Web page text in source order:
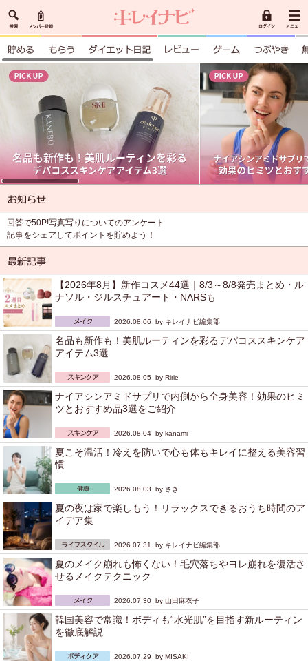
回答で50P!写真写りについてのアンケート
記事をシェアしてポイントを貯めよう！
【2026年8月】新作コスメ44選｜8/3～8/8発売まとめ・ル
ナソル・ジルスチュアート・NARSも
2026.08.06 by キレイナビ編集部
名品も新作も！美肌ルーティンを彩るデパコススキンケア
アイテム3選
2026.08.05 by Ririe
ナイアシンアミドサプリで内側から全身美容！効果のヒミ
ツとおすすめ品3選をご紹介
2026.08.04 by kanami
夏こそ温活！冷えを防いで心も体もキレイに整える美容習
慣
2026.08.03 by さき
夏の夜は家で楽しもう！リラックスできるおうち時間のア
イデア集
2026.07.31 by キレイナビ編集部
夏のメイク崩れも怖くない！毛穴落ちやヨレ崩れを復活さ
せるメイクテクニック
2026.07.30 by 山田麻衣子
韓国美容で常識！ボディも“水光肌”を目指す新ルーティン
を徹底解説
2026.07.29 by MISAKI